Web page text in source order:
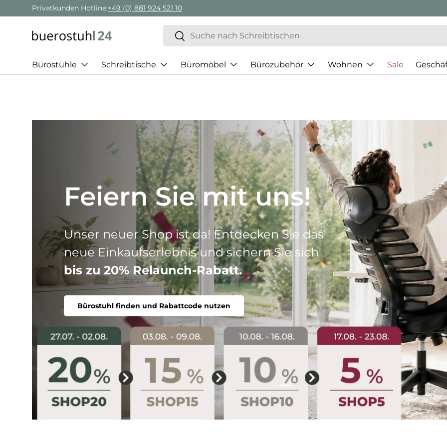
Direkt zum Inhalt
Geschäftskunden Beratung:+ 49 (0) 881 924 521 22
Suchen
Suchen
Bürostühle Schreibtische Büromöbel Bürozubehör Wohnen Sale
Best of HJH
Drei Produktlinien, ein Ziel: Ihr perfekter
Stuhl. Ergonomisch, komfortabel, individuell.
Bürostuhl finden
Folie laden 1 von 5
Folie laden 2 von 5
Folie laden 3 von 5
Folie laden 4 von 5
Folie laden 5